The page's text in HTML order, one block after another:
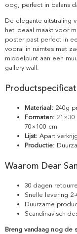
oog, perfect in balans
De elegante uitstraling
het ideaal maakt voor
poster past perfect in
vooral in ruimtes met
middelpunt aan een
gallery wall.
Materiaal: 240g
Formaten:
70×100 cm
Lijst: Apart
Productie:
Waarom Dear
30 dagen
Snelle levering
Duurzame
Scandinavisch
Breng vandaag nog de